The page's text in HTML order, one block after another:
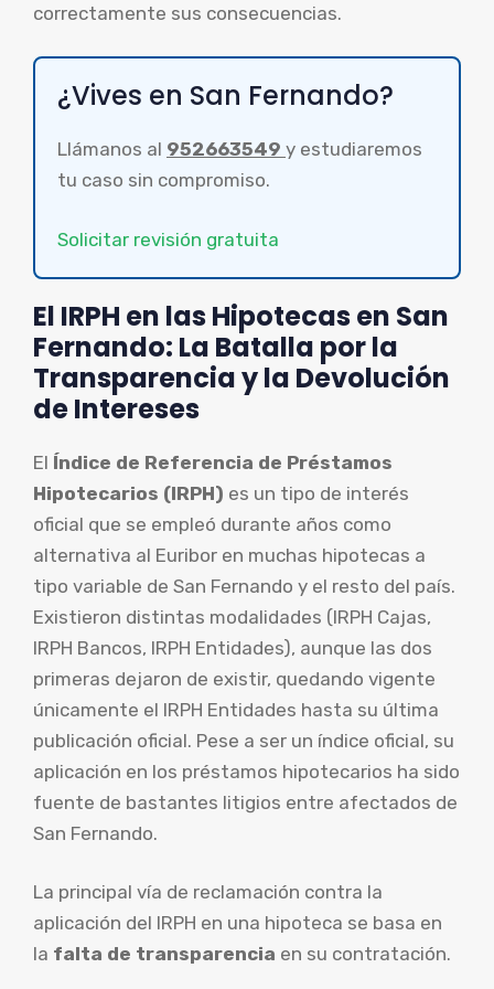
correctamente sus consecuencias.
¿Vives en San Fernando?
Llámanos al 952663549 y estudiaremos
tu caso sin compromiso.
Solicitar revisión gratuita
El IRPH en las Hipotecas en San
Fernando: La Batalla por la
Transparencia y la Devolución
de Intereses
El Índice de Referencia de Préstamos
Hipotecarios (IRPH) es un tipo de interés
oficial que se empleó durante años como
alternativa al Euribor en muchas hipotecas a
tipo variable de San Fernando y el resto del país.
Existieron distintas modalidades (IRPH Cajas,
IRPH Bancos, IRPH Entidades), aunque las dos
primeras dejaron de existir, quedando vigente
únicamente el IRPH Entidades hasta su última
publicación oficial. Pese a ser un índice oficial, su
aplicación en los préstamos hipotecarios ha sido
fuente de bastantes litigios entre afectados de
San Fernando.
La principal vía de reclamación contra la
aplicación del IRPH en una hipoteca se basa en
la falta de transparencia en su contratación.